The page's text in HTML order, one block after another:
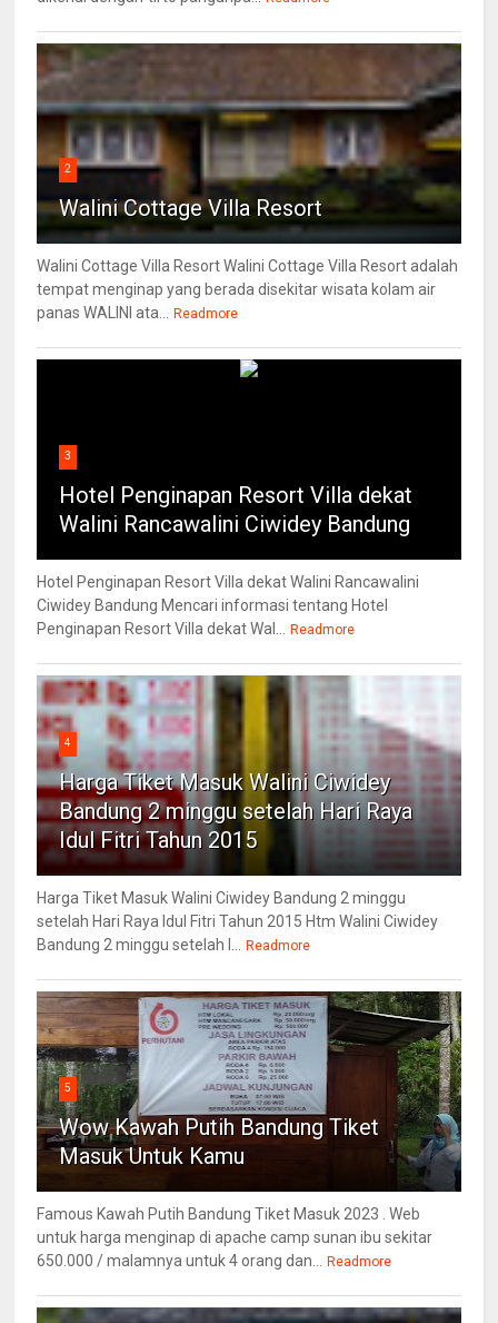
2
Walini Cottage Villa Resort
Walini Cottage Villa Resort Walini Cottage Villa Resort adalah
tempat menginap yang berada disekitar wisata kolam air
panas WALINI ata...
Readmore
3
Hotel Penginapan Resort Villa dekat
Walini Rancawalini Ciwidey Bandung
Hotel Penginapan Resort Villa dekat Walini Rancawalini
Ciwidey Bandung Mencari informasi tentang Hotel
Penginapan Resort Villa dekat Wal...
Readmore
4
Harga Tiket Masuk Walini Ciwidey
Bandung 2 minggu setelah Hari Raya
Idul Fitri Tahun 2015
Harga Tiket Masuk Walini Ciwidey Bandung 2 minggu
setelah Hari Raya Idul Fitri Tahun 2015 Htm Walini Ciwidey
Bandung 2 minggu setelah l...
Readmore
5
Wow Kawah Putih Bandung Tiket
Masuk Untuk Kamu
Famous Kawah Putih Bandung Tiket Masuk 2023 . Web
untuk harga menginap di apache camp sunan ibu sekitar
650.000 / malamnya untuk 4 orang dan...
Readmore